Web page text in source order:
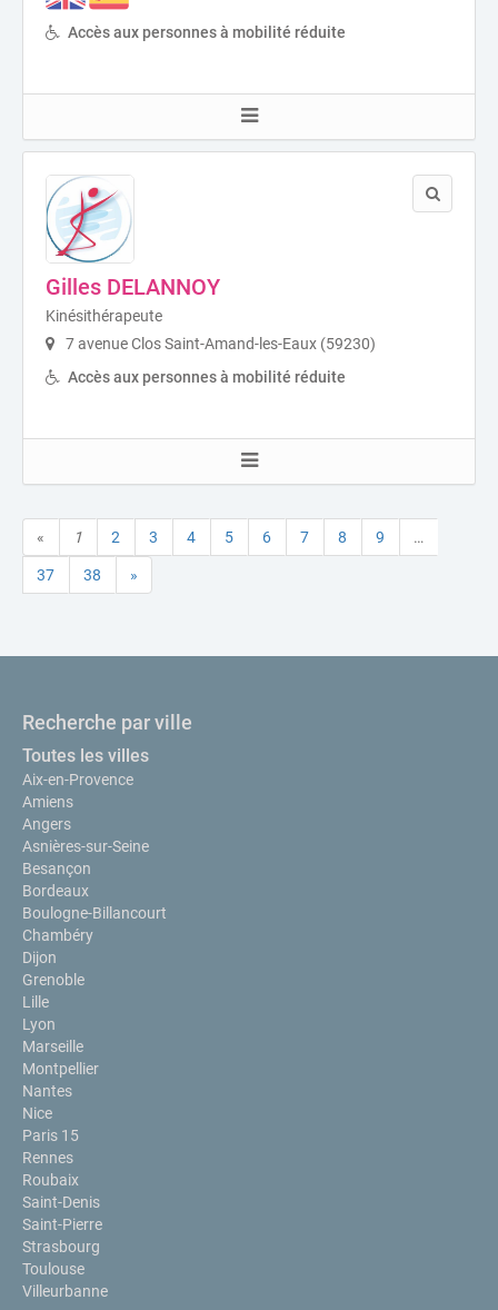
Accès aux personnes à mobilité réduite
Gilles DELANNOY
Kinésithérapeute
7 avenue Clos Saint-Amand-les-Eaux (59230)
Accès aux personnes à mobilité réduite
« 1 2 3 4 5 6 7 8 9 …
37 38 »
Recherche par ville
Toutes les villes
Aix-en-Provence
Amiens
Angers
Asnières-sur-Seine
Besançon
Bordeaux
Boulogne-Billancourt
Chambéry
Dijon
Grenoble
Lille
Lyon
Marseille
Montpellier
Nantes
Nice
Paris 15
Rennes
Roubaix
Saint-Denis
Saint-Pierre
Strasbourg
Toulouse
Villeurbanne